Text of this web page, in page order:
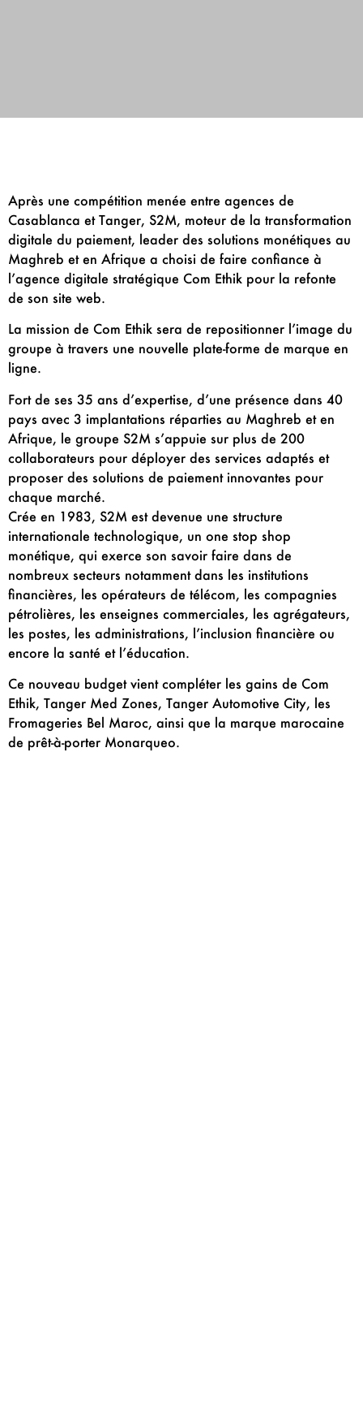
Après une compétition menée entre agences de
Casablanca et Tanger, S2M, moteur de la transformation
digitale du paiement, leader des solutions monétiques au
Maghreb et en Afrique a choisi de faire confiance à
l’agence digitale stratégique Com Ethik pour la refonte
de son site web.
La mission de Com Ethik sera de repositionner l’image du
groupe à travers une nouvelle plate-forme de marque en
ligne.
Fort de ses 35 ans d’expertise, d’une présence dans 40
pays avec 3 implantations réparties au Maghreb et en
Afrique, le groupe S2M s’appuie sur plus de 200
collaborateurs pour déployer des services adaptés et
proposer des solutions de paiement innovantes pour
chaque marché.
Crée en 1983, S2M est devenue une structure
internationale technologique, un one stop shop
monétique, qui exerce son savoir faire dans de
nombreux secteurs notamment dans les institutions
financières, les opérateurs de télécom, les compagnies
pétrolières, les enseignes commerciales, les agrégateurs,
les postes, les administrations, l’inclusion financière ou
encore la santé et l’éducation.
Ce nouveau budget vient compléter les gains de Com
Ethik, Tanger Med Zones, Tanger Automotive City, les
Fromageries Bel Maroc, ainsi que la marque marocaine
de prêt-à-porter Monarqueo.